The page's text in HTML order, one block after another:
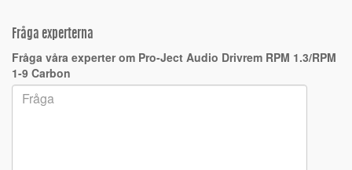
Fråga experterna
Fråga våra experter om Pro-Ject Audio Drivrem RPM 1.3/RPM
1-9 Carbon